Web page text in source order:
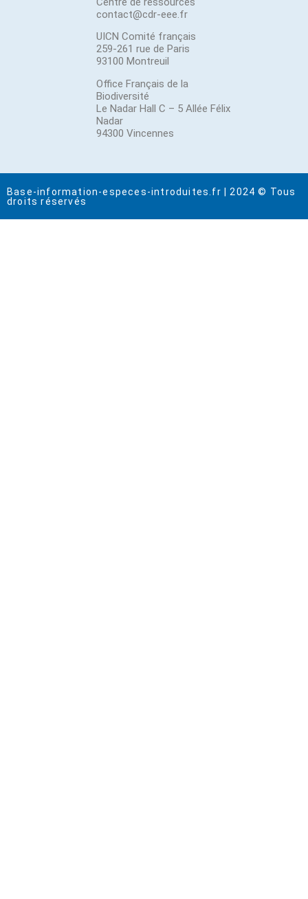
contact@cdr-eee.fr
UICN Comité français
259-261 rue de Paris
93100 Montreuil
Office Français de la
Biodiversité
Le Nadar Hall C – 5 Allée Félix
Nadar
94300 Vincennes
Base-information-especes-introduites.fr | 2024 © Tous
droits réservés